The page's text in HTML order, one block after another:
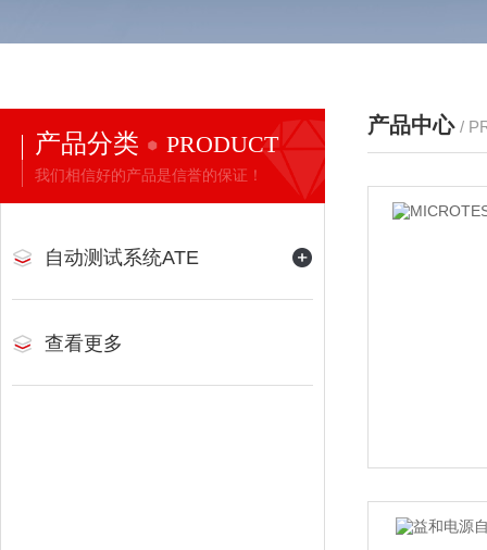
产品分类 PRODUCT
我们相信好的产品是信誉的保证！
自动测试系统ATE
查看更多
产品中心 /